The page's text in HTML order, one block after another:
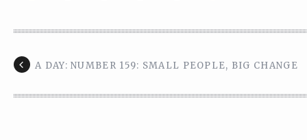
A DAY: NUMBER 159: SMALL PEOPLE, BIG CHANGE